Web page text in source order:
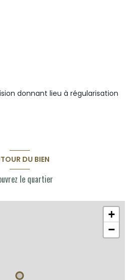
donnant lieu à régularisation
DU BIEN
le quartier
+
−